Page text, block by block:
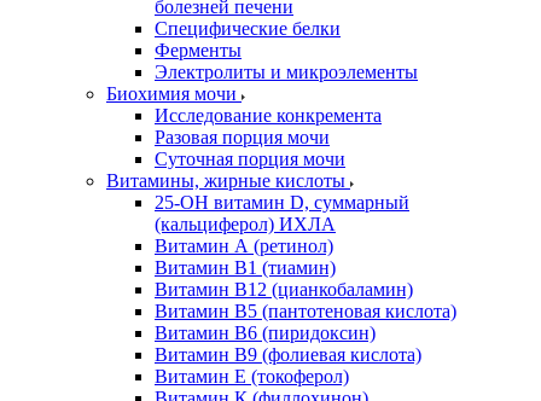
болезней печени
Специфические белки
Ферменты
Электролиты и микроэлементы
Биохимия мочи
Исследование конкремента
Разовая порция мочи
Суточная порция мочи
Витамины, жирные кислоты
25-OH витамин D, суммарный
(кальциферол) ИХЛА
Витамин А (ретинол)
Витамин В1 (тиамин)
Витамин В12 (цианкобаламин)
Витамин В5 (пантотеновая кислота)
Витамин В6 (пиридоксин)
Витамин В9 (фолиевая кислота)
Витамин Е (токоферол)